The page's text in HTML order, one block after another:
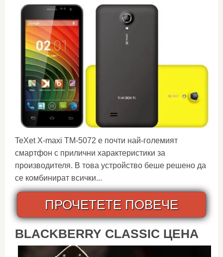
TeXet X-maxi TM-5072 е почти най-големият
смартфон с прилични характеристики за
производителя. В това устройство беше решено да
се комбинират всички...
ПРОЧЕТЕТЕ ПОВЕЧЕ
BLACKBERRY CLASSIC ЦЕНА